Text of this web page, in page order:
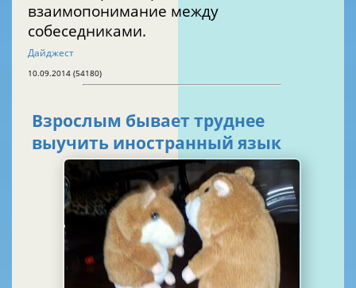
взаимопонимание между
собеседниками.
Дайджест
10.09.2014 (54180)
Взрослым бывает труднее
выучить иностранный язык